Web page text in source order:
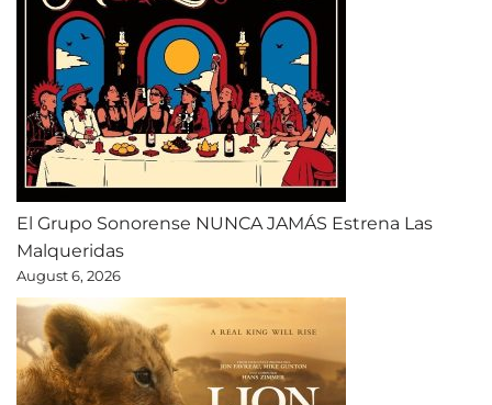
El Grupo Sonorense NUNCA JAMÁS Estrena Las
Malqueridas
August 6, 2026